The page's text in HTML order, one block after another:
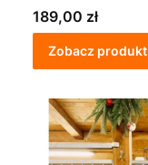
Cena
189,00 zł
Zobacz produkt